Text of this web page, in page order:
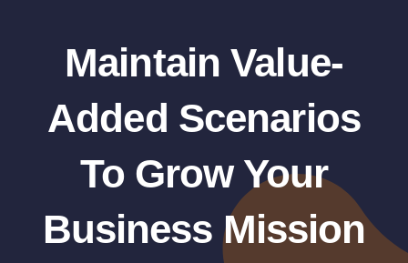
Dienstunfähigkeit & Rente
für Beamte
für Beamte
Maintain Value-
Added Scenarios
To Grow Your
Business Mission